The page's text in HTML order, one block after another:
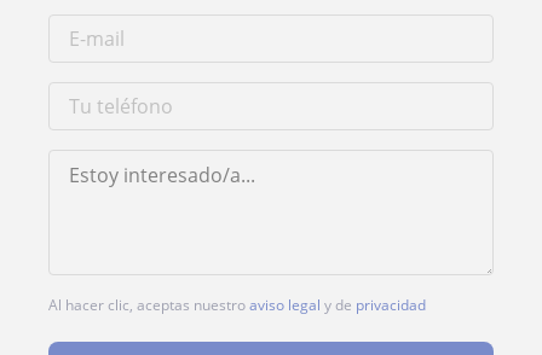
Al hacer clic, aceptas nuestroaviso legal y de privacidad